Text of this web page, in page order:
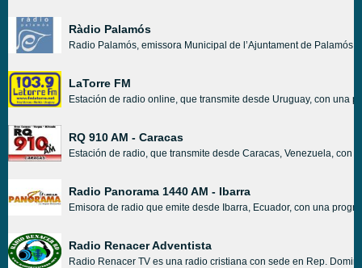
Ràdio Palamós
Radio Palamós, emissora Municipal de l’Ajuntament de
LaTorre FM
Estación de radio online, que transmite desde Uruguay, con una
RQ 910 AM - Caracas
Estación de radio, que transmite desde Caracas, Venezuela,
Radio Panorama 1440 AM - Ibarra
Emisora de radio que emite desde Ibarra, Ecuador, con una
Radio Renacer Adventista
Radio Renacer TV es una radio cristiana con sede en Rep.